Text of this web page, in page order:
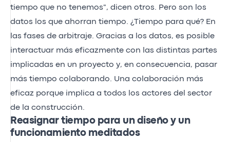
tiempo que no tenemos", dicen otros. Pero son los
datos los que ahorran tiempo. ¿Tiempo para qué? En
las fases de arbitraje. Gracias a los datos, es posible
interactuar más eficazmente con las distintas partes
implicadas en un proyecto y, en consecuencia, pasar
más tiempo colaborando. Una colaboración más
eficaz porque implica a todos los actores del sector
de la construcción.
Reasignar tiempo para un diseño y un
funcionamiento meditados